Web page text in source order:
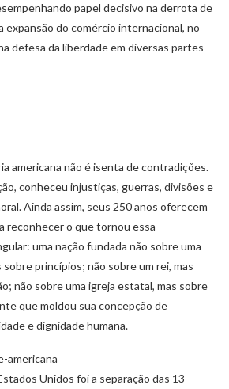
papel decisivo na derrota de
do comércio internacional, no
defesa da liberdade em diversas partes
americana não é isenta de contradições.
conheceu injustiças, guerras, divisões e
Ainda assim, seus 250 anos oferecem
reconhecer o que tornou essa
uma nação fundada não sobre uma
princípios; não sobre um rei, mas
não sobre uma igreja estatal, mas sobre
que moldou sua concepção de
e dignidade humana.
americana
Unidos foi a separação das 13